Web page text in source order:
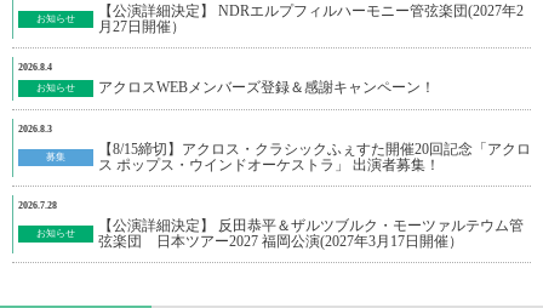
お知らせ
【公演詳細決定】 NDRエルプフィルハーモニー管弦楽団(2027年2
月27日開催）
2026.8.4
お知らせ
アクロスWEBメンバーズ登録＆感謝キャンペーン！
2026.8.3
募集
【8/15締切】アクロス・クラシックふぇすた開催20回記念「アクロ
ス ポップス・ウインドオーケストラ」 出演者募集！
2026.7.28
お知らせ
【公演詳細決定】 反田恭平＆ザルツブルク・モーツァルテウム管
弦楽団 日本ツアー2027 福岡公演(2027年3月17日開催）